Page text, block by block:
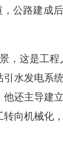
公路建成
这是工程
水发电系
还主导建
向机械化